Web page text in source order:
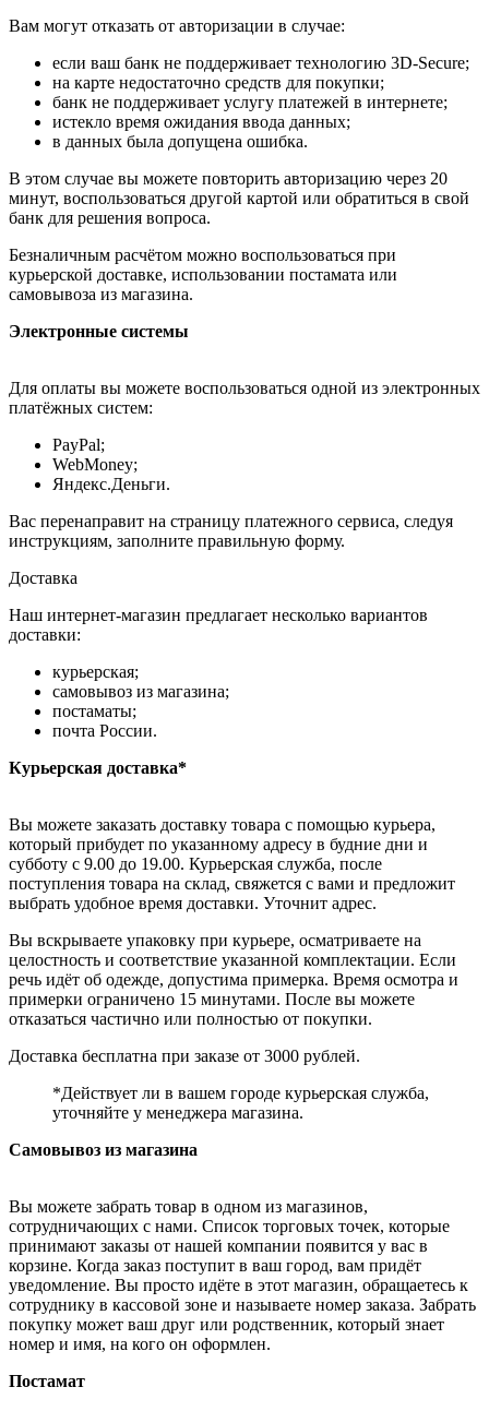
Вам могут отказать от авторизации в случае:
если ваш банк не поддерживает технологию 3D-Secure;
на карте недостаточно средств для покупки;
банк не поддерживает услугу платежей в интернете;
истекло время ожидания ввода данных;
в данных была допущена ошибка.
В этом случае вы можете повторить авторизацию через 20
минут, воспользоваться другой картой или обратиться в свой
банк для решения вопроса.
Безналичным расчётом можно воспользоваться при
курьерской доставке, использовании постамата или
самовывоза из магазина.
Электронные системы
Для оплаты вы можете воспользоваться одной из электронных
платёжных систем:
PayPal;
WebMoney;
Яндекс.Деньги.
Вас перенаправит на страницу платежного сервиса, следуя
инструкциям, заполните правильную форму.
Доставка
Наш интернет-магазин предлагает несколько вариантов
доставки:
курьерская;
самовывоз из магазина;
постаматы;
почта России.
Курьерская доставка*
Вы можете заказать доставку товара с помощью курьера,
который прибудет по указанному адресу в будние дни и
субботу с 9.00 до 19.00. Курьерская служба, после
поступления товара на склад, свяжется с вами и предложит
выбрать удобное время доставки. Уточнит адрес.
Вы вскрываете упаковку при курьере, осматриваете на
целостность и соответствие указанной комплектации. Если
речь идёт об одежде, допустима примерка. Время осмотра и
примерки ограничено 15 минутами. После вы можете
отказаться частично или полностью от покупки.
Доставка бесплатна при заказе от 3000 рублей.
*Действует ли в вашем городе курьерская служба,
уточняйте у менеджера магазина.
Самовывоз из магазина
Вы можете забрать товар в одном из магазинов,
сотрудничающих с нами. Список торговых точек, которые
принимают заказы от нашей компании появится у вас в
корзине. Когда заказ поступит в ваш город, вам придёт
уведомление. Вы просто идёте в этот магазин, обращаетесь к
сотруднику в кассовой зоне и называете номер заказа. Забрать
покупку может ваш друг или родственник, который знает
номер и имя, на кого он оформлен.
Постамат